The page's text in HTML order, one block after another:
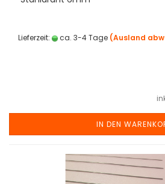
Lieferzeit: ca. 3-4 Tage (Ausland
IN DEN